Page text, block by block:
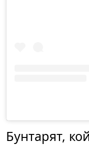
Бунтарят,